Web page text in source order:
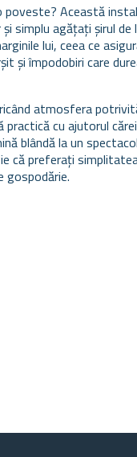
poveste? Această
simplu agățați șirul de
lui, ceea ce
și împodobiri care
atmosfera
cu ajutorul
blândă la un
că preferați
gospodărie.